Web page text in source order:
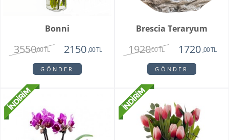
Bonni
3550,00 TL 2150 ,00 TL
GÖNDER
Brescia Teraryum
1920,00 TL 1720 ,00 TL
GÖNDER